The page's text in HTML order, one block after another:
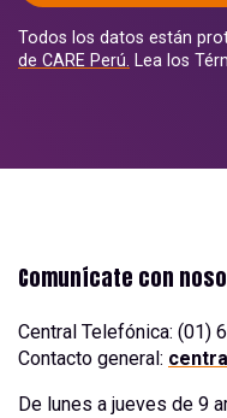
Todos los datos están
de CARE Perú. Lea los
Comunícate con
Central Telefónica: (01)
Contacto general:
De lunes a jueves de 9